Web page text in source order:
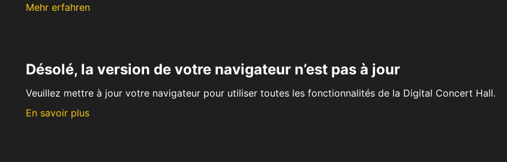
Mehr erfahren
Désolé, la version de votre navigateur n’est pas à jour
Veuillez mettre à jour votre navigateur pour utiliser toutes les fonctionnalités de la Digital Concert Hall.
En savoir plus